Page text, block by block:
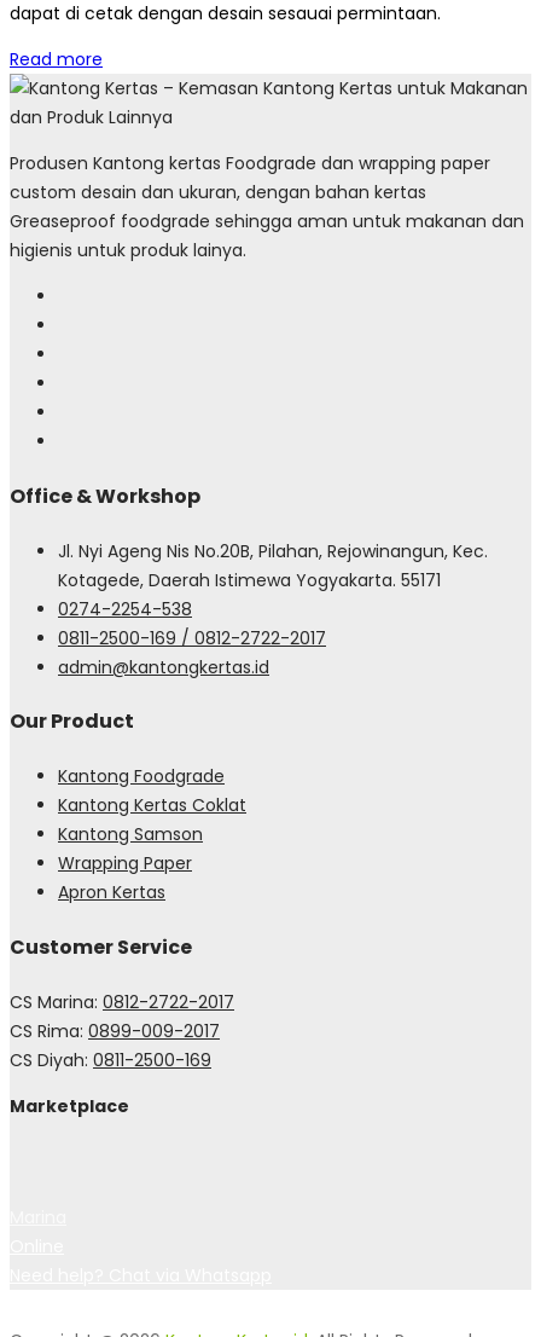
dapat di cetak dengan desain sesauai permintaan.
Read more
Produsen Kantong kertas Foodgrade dan wrapping paper
custom desain dan ukuran, dengan bahan kertas
Greaseproof foodgrade sehingga aman untuk makanan dan
higienis untuk produk lainya.
Office & Workshop
Jl. Nyi Ageng Nis No.20B, Pilahan, Rejowinangun, Kec.
Kotagede, Daerah Istimewa Yogyakarta. 55171
0274-2254-538
0811-2500-169 / 0812-2722-2017
admin@kantongkertas.id
Our Product
Kantong Foodgrade
Kantong Kertas Coklat
Kantong Samson
Wrapping Paper
Apron Kertas
Customer Service
CS Marina: 0812-2722-2017
CS Rima: 0899-009-2017
CS Diyah: 0811-2500-169
Marketplace